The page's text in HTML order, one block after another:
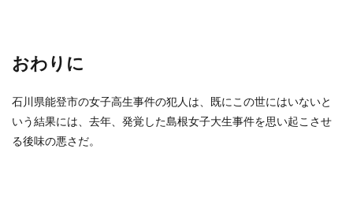
おわりに
石川県能登市の女子高生事件の犯人は、既にこの世にはいないと
いう結果には、去年、発覚した島根女子大生事件を思い起こさせ
る後味の悪さだ。